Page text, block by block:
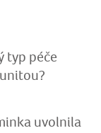
typ péče
uvolnila